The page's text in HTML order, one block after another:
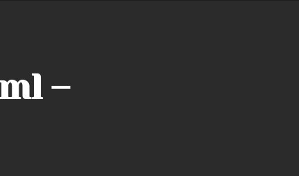
–